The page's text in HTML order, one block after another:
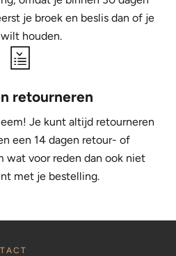
je broek en beslis dan of je
houden.
retourneren
Je kunt altijd retourneren
een 14 dagen retour- of
wat voor reden dan ook niet
met je bestelling.